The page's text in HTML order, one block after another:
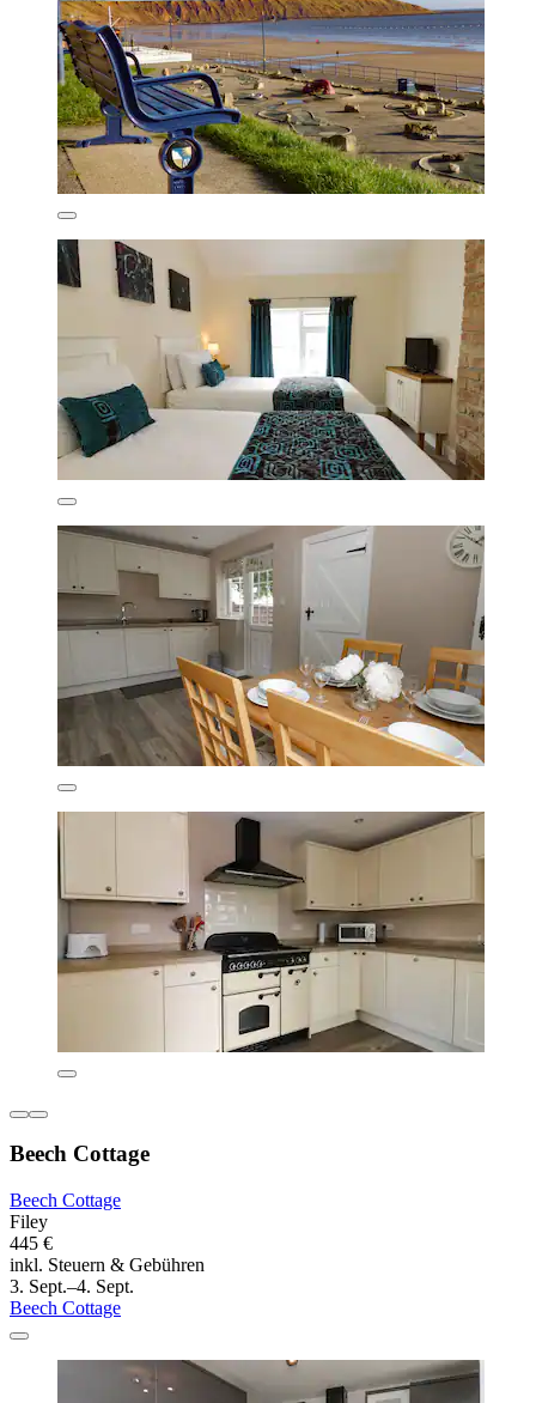
Beech Cottage
Beech Cottage
Filey
445 €
inkl. Steuern & Gebühren
3. Sept.–4. Sept.
Beech Cottage